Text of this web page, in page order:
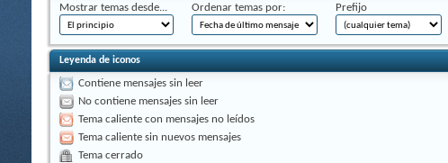
Mostrar temas desde... Ordenar temas por: Prefijo
Leyenda de iconos
Contiene mensajes sin leer
No contiene mensajes sin leer
Tema caliente con mensajes no leídos
Tema caliente sin nuevos mensajes
Tema cerrado